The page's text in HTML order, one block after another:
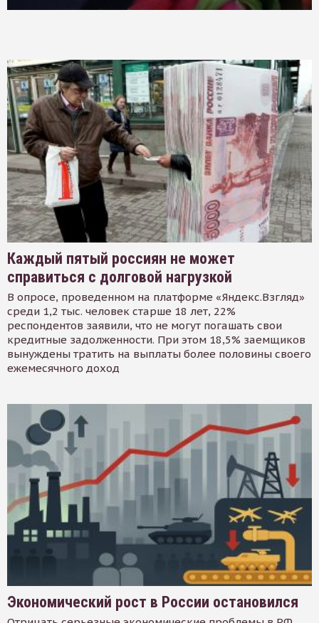
Каждый пятый россиян не может
справиться с долговой нагрузкой
В опросе, проведенном на платформе «Яндекс.Взгляд»
среди 1,2 тыс. человек старше 18 лет, 22%
респондентов заявили, что не могут погашать свои
кредитные задолженности. При этом 18,5% заемщиков
вынуждены тратить на выплаты более половины своего
ежемесячного доход
Экономический рост в России остановился